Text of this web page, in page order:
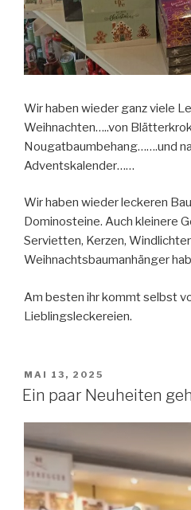
Wir haben wieder ganz viele
Weihnachten…..von
Nougatbaumbehang…….und
Adventskalender……
Wir haben wieder leckeren
Dominosteine. Auch kleinere
Servietten, Kerzen,
Weihnachtsbaumanhänger
Am besten ihr kommt selbst
Lieblingsleckereien.
VERÖFFENTLICHT
AM
MAI 13, 2025
Ein paar Neuheiten